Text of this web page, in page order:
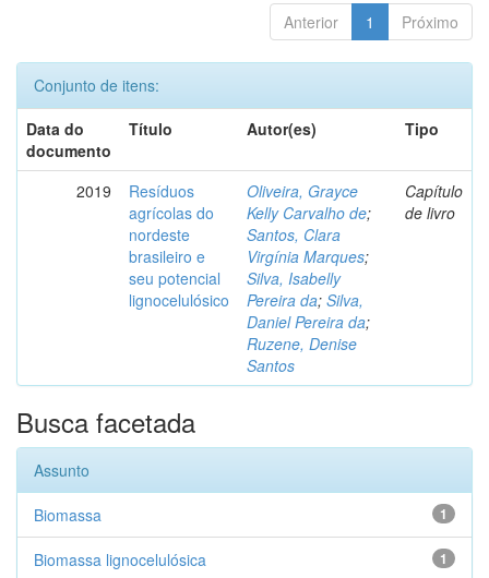
Anterior 1 Próximo
Conjunto de itens:
Data do
documento
Título Autor(es) Tipo
2019
Resíduos
agrícolas do
nordeste
brasileiro e
seu potencial
lignocelulósico
Oliveira, Grayce
Kelly Carvalho de;
Santos, Clara
Virgínia Marques;
Silva, Isabelly
Pereira da; Silva,
Daniel Pereira da;
Ruzene, Denise
Santos
Capítulo
de livro
Busca facetada
Assunto
1
Biomassa
1
Biomassa lignocelulósica